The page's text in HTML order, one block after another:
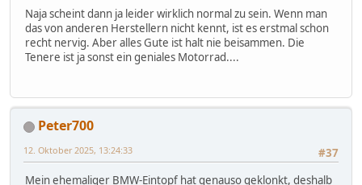
Naja scheint dann ja leider wirklich normal zu sein. Wenn man
das von anderen Herstellern nicht kennt, ist es erstmal schon
recht nervig. Aber alles Gute ist halt nie beisammen. Die
Tenere ist ja sonst ein geniales Motorrad....
Peter700
#37
12. Oktober 2025, 13:24:33
Mein ehemaliger BMW-Eintopf hat genauso geklonkt, deshalb